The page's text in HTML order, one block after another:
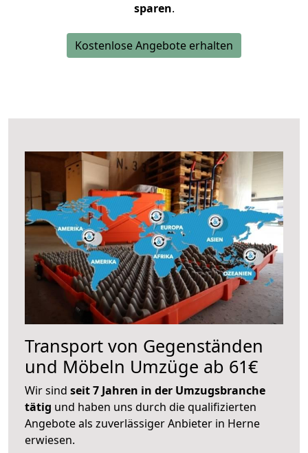
sparen.
Kostenlose Angebote erhalten
Transport von Gegenständen
und Möbeln Umzüge ab 61€
Wir sind seit 7 Jahren in der Umzugsbranche
tätig und haben uns durch die qualifizierten
Angebote als zuverlässiger Anbieter in Herne
erwiesen.